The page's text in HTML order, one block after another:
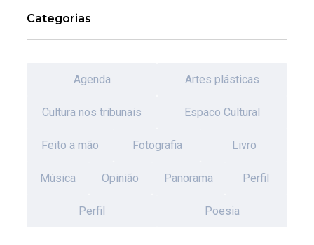
Categorias
Agenda Artes plásticas
Cultura nos tribunais Espaco Cultural
Feito a mão Fotografia Livro
Música Opinião Panorama Perfil
Perfil Poesia